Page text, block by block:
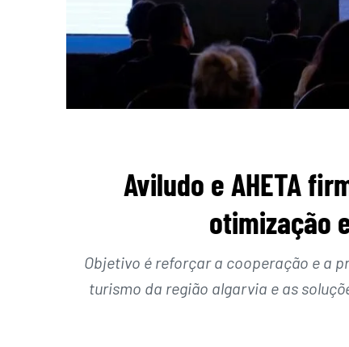
Aviludo e AHETA
otimização
Objetivo é reforçar a cooperação e a
turismo da região algarvia e as